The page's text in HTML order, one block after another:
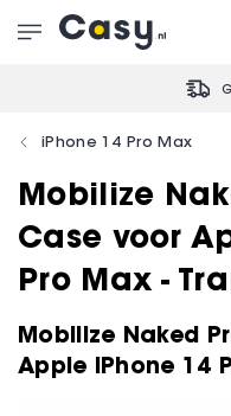
iPhone 14 Pro Max
Mobilize
Case voor
Pro Max -
Mobilize Naked
Apple iPhone 14